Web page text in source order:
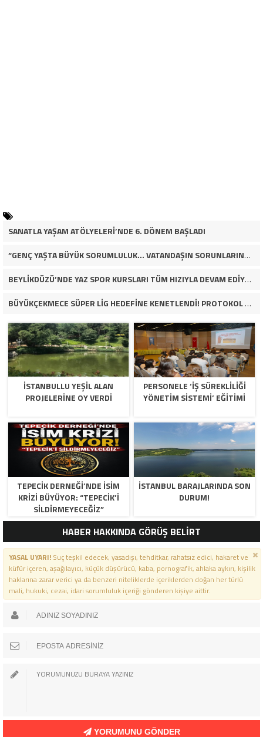
SANATLA YAŞAM ATÖLYELERİ’NDE 6. DÖNEM BAŞLADI
“GENÇ YAŞTA BÜYÜK SORUMLULUK… VATANDAŞIN SORUNLARINA ÇÖZÜM ARIYOR!”
BEYLİKDÜZÜ’NDE YAZ SPOR KURSLARI TÜM HIZIYLA DEVAM EDİYOR
BÜYÜKÇEKMECE SÜPER LİG HEDEFİNE KENETLENDİ! PROTOKOL VE İŞ DÜNYASINDAN BASKETBOL TAKIMINA TAM DESTEK…
İSTANBULLU YEŞİL ALAN
PROJELERİNE OY VERDİ
PERSONELE ‘İŞ SÜREKLİLİĞİ
YÖNETİM SİSTEMİ’ EĞİTİMİ
TEPECİK DERNEĞİ’NDE İSİM
KRİZİ BÜYÜYOR: “TEPECİK’İ
SİLDİRMEYECEĞİZ”
İSTANBUL BARAJLARINDA SON
DURUM!
HABER HAKKINDA GÖRÜŞ BELİRT
YASAL UYARI!Suç teşkil edecek, yasadışı, tehditkar, rahatsız edici, hakaret ve
küfür içeren, aşağılayıcı, küçük düşürücü, kaba, pornografik, ahlaka aykırı, kişilik
haklarına zarar verici ya da benzeri niteliklerde içeriklerden doğan her türlü
mali, hukuki, cezai, idari sorumluluk içeriği gönderen kişiye aittir.
YORUMUNU GÖNDER